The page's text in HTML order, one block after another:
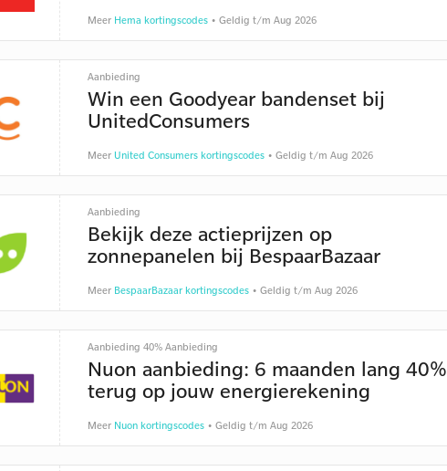
Meer Hema kortingscodes• Geldig t/m Aug 2026
Aanbieding
Win een Goodyear bandenset bij
UnitedConsumers
Meer United Consumers kortingscodes• Geldig t/m Aug 2026
Aanbieding
Bekijk deze actieprijzen op
zonnepanelen bij BespaarBazaar
Meer BespaarBazaar kortingscodes• Geldig t/m Aug 2026
Aanbieding 40% Aanbieding
Nuon aanbieding: 6 maanden lang 40%
terug op jouw energierekening
Meer Nuon kortingscodes• Geldig t/m Aug 2026